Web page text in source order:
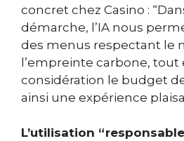
concret chez Casino :
démarche, l’IA nous
des menus respectant le
l’empreinte carbone, tout
considération le budget
ainsi une expérience
L’utilisation